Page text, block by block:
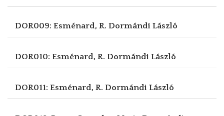
DOR009: Esménard, R. Dormándi László
DOR010: Esménard, R. Dormándi László
DOR011: Esménard, R. Dormándi László